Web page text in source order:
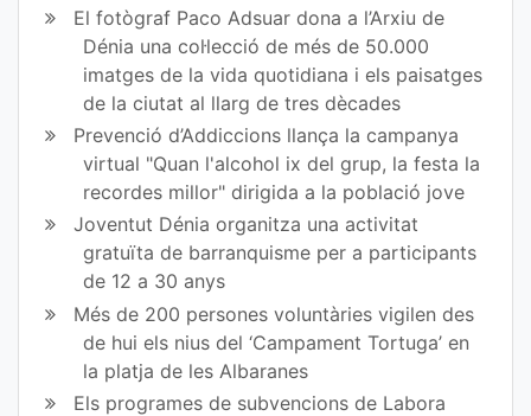
en
Fa
ce
bo
ok
en
Tw
itt
er
El fotògraf Paco Adsuar dona a l’Arxiu de
Dénia una col·lecció de més de 50.000
imatges de la vida quotidiana i els paisatges
de la ciutat al llarg de tres dècades
Prevenció d’Addiccions llança la campanya
virtual "Quan l'alcohol ix del grup, la festa la
recordes millor" dirigida a la població jove
Joventut Dénia organitza una activitat
gratuïta de barranquisme per a participants
de 12 a 30 anys
Més de 200 persones voluntàries vigilen des
de hui els nius del ‘Campament Tortuga’ en
la platja de les Albaranes
Els programes de subvencions de Labora